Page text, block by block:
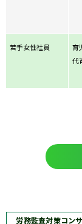
若手女性社員
育
代
労務監査対策コン